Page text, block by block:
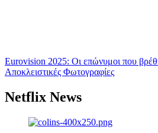
Eurovision 2025: Οι επώνυμοι που
Αποκλειστικές Φωτογραφίες
Netflix News